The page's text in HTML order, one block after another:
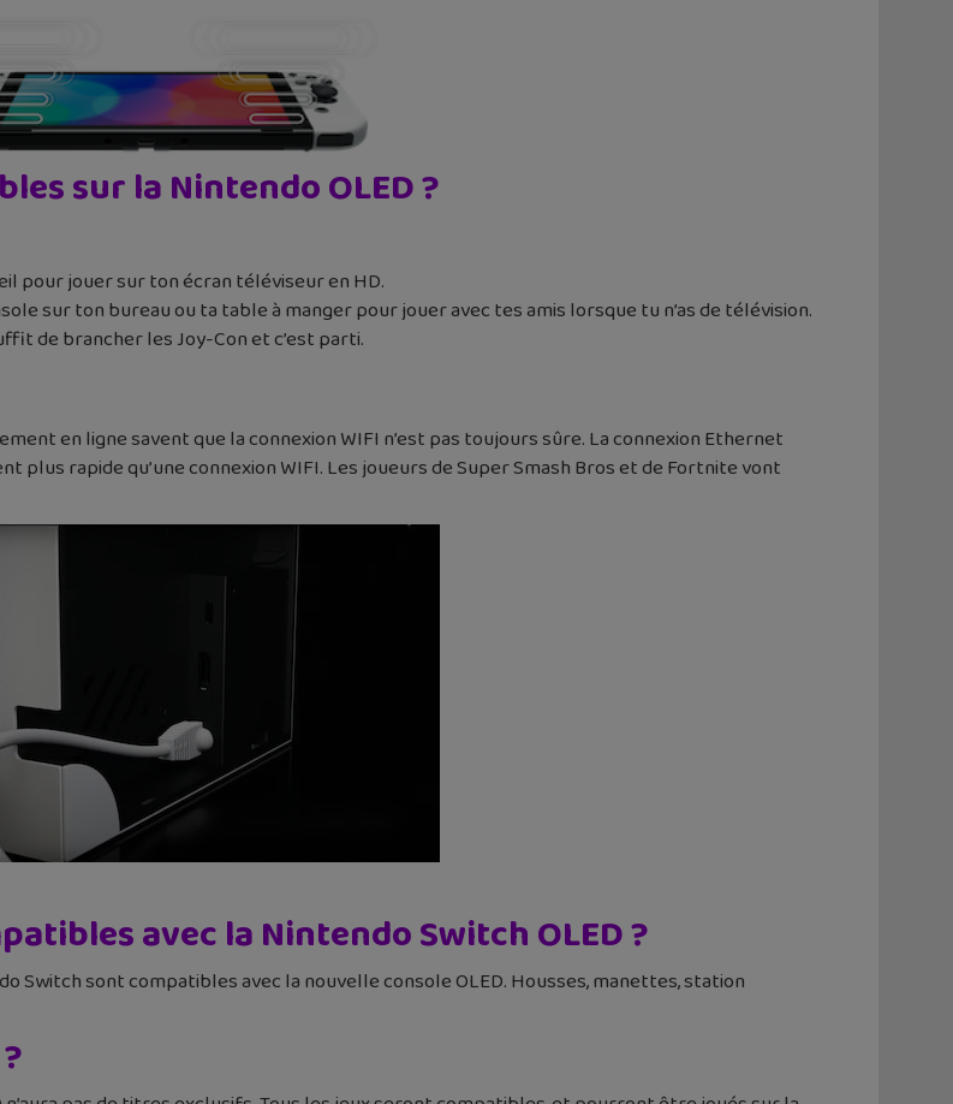
sur la Nintendo OLED ?
pour jouer sur ton écran téléviseur en HD.
sur ton bureau ou ta table à manger pour jouer avec tes amis lorsque tu n’as de télévision.
de brancher les Joy-Con et c’est parti.
en ligne savent que la connexion WIFI n’est pas toujours sûre. La connexion Ethernet
plus rapide qu’une connexion WIFI. Les joueurs de Super Smash Bros et de Fortnite vont
avec la Nintendo Switch OLED ?
sont compatibles avec la nouvelle console OLED. Housses, manettes, station